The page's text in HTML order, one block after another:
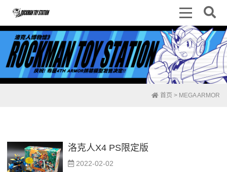
首页 > MEGA ARMOR
洛克人X4 PS限定版
2022-02-02